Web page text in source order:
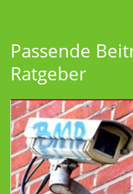
Passende
Ratgeber